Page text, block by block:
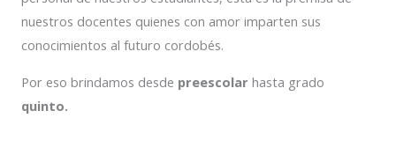
nuestros docentes quienes con amor imparten sus
conocimientos al futuro cordobés.
Por eso brindamos desde preescolar hasta grado
quinto.